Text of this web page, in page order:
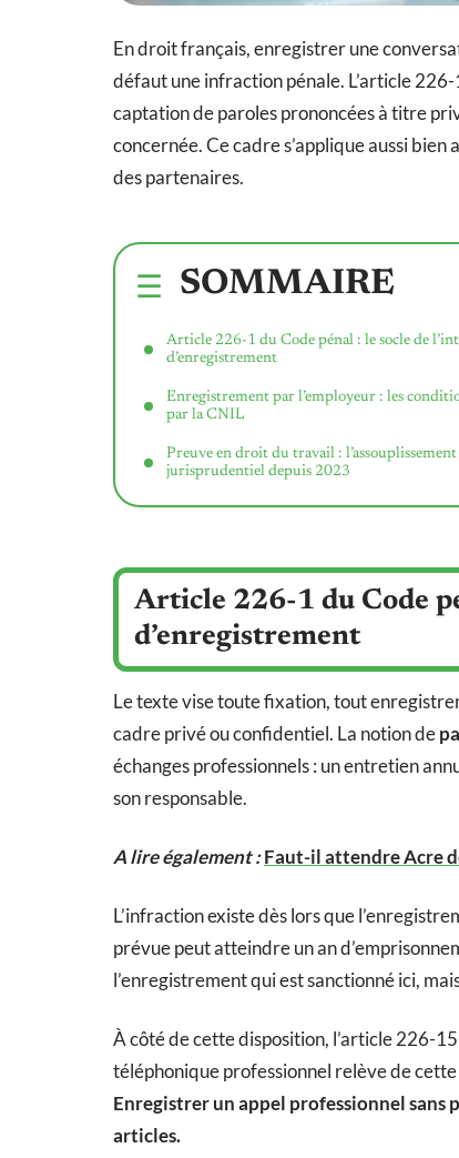
En droit français, enregistrer une
défaut une infraction pénale. L’article
captation de paroles prononcées à titre
concernée. Ce cadre s’applique aussi bien
des partenaires.
SOMMAIRE
Article 226-1 du Code pénal : le socle de
d’enregistrement
Enregistrement par l’employeur : les
par la CNIL
Preuve en droit du travail : l’assouplissement
jurisprudentiel depuis 2023
Article 226-1 du Code
d’enregistrement
Le texte vise toute fixation, tout
cadre privé ou confidentiel. La notion de
échanges professionnels : un entretien
son responsable.
A lire également :Faut-il attendre Acre
L’infraction existe dès lors que
prévue peut atteindre un an
l’enregistrement qui est sanctionné ici,
À côté de cette disposition, l’article 226-
téléphonique professionnel relève de cette
Enregistrer un appel professionnel sans
articles.